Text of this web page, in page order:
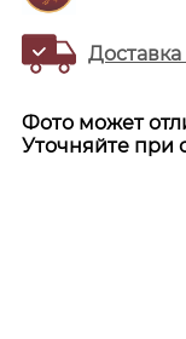
Фото может
Уточняйте при